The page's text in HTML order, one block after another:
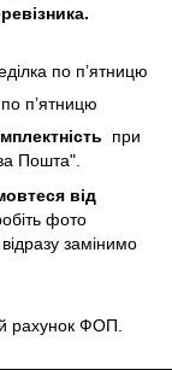
по пʼятницю
пʼятницю
при
Пошта".
від
фото
замінимо
рахунок ФОП.